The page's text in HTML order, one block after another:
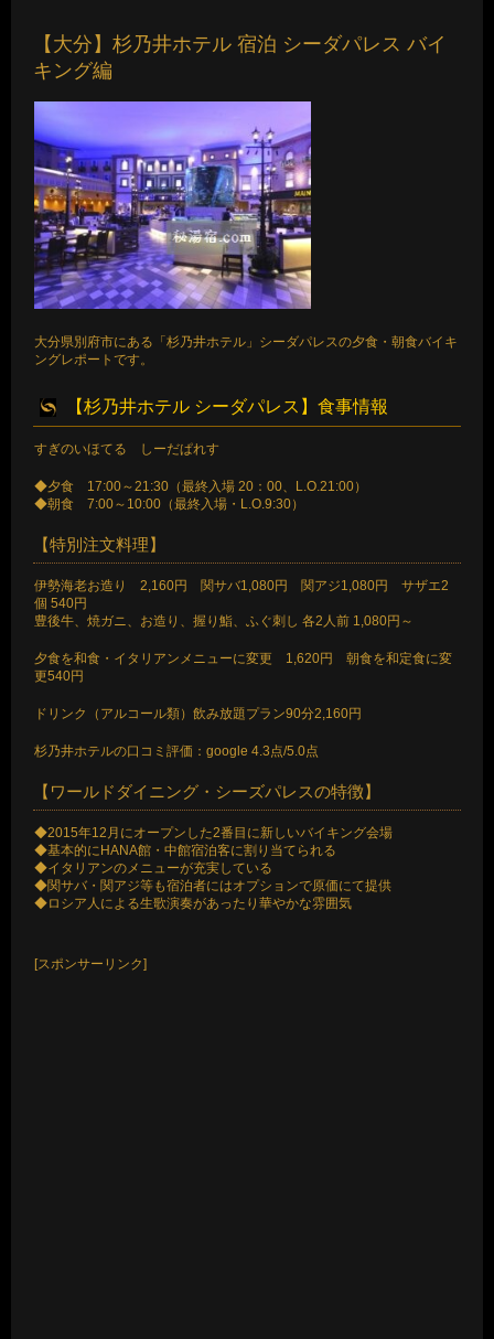
【大分】杉乃井ホテル 宿泊 シーダパレス バイ
キング編
大分県別府市にある「杉乃井ホテル」シーダパレスの夕食・朝食バイキ
ングレポートです。
【杉乃井ホテル シーダパレス】食事情報
すぎのいほてる しーだぱれす
◆夕食 17:00～21:30（最終入場 20：00、L.O.21:00）
◆朝食 7:00～10:00（最終入場・L.O.9:30）
【特別注文料理】
伊勢海老お造り 2,160円 関サバ1,080円 関アジ1,080円 サザエ2
個 540円
豊後牛、焼ガニ、お造り、握り鮨、ふぐ刺し 各2人前 1,080円～
夕食を和食・イタリアンメニューに変更 1,620円 朝食を和定食に変
更540円
ドリンク（アルコール類）飲み放題プラン90分2,160円
杉乃井ホテルの口コミ評価：google 4.3点/5.0点
【ワールドダイニング・シーズパレスの特徴】
◆2015年12月にオープンした2番目に新しいバイキング会場
◆基本的にHANA館・中館宿泊客に割り当てられる
◆イタリアンのメニューが充実している
◆関サバ・関アジ等も宿泊者にはオプションで原価にて提供
◆ロシア人による生歌演奏があったり華やかな雰囲気
[スポンサーリンク]